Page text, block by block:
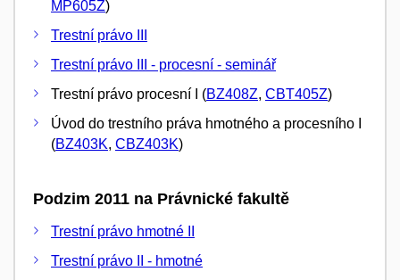
MP605Z)
Trestní právo III
Trestní právo III - procesní - seminář
Trestní právo procesní I (BZ408Z, CBT405Z)
Úvod do trestního práva hmotného a procesního I
(BZ403K, CBZ403K)
Podzim 2011 na Právnické fakultě
Trestní právo hmotné II
Trestní právo II - hmotné